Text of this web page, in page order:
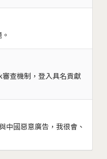
查機制，登入具名貢獻
中國惡意廣告，我很會、